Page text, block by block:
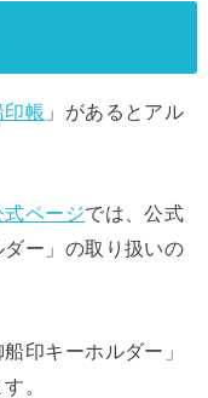
印帳 」があるとアル
ページでは、公式
ー」の取り扱いの
印キーホルダー」
。